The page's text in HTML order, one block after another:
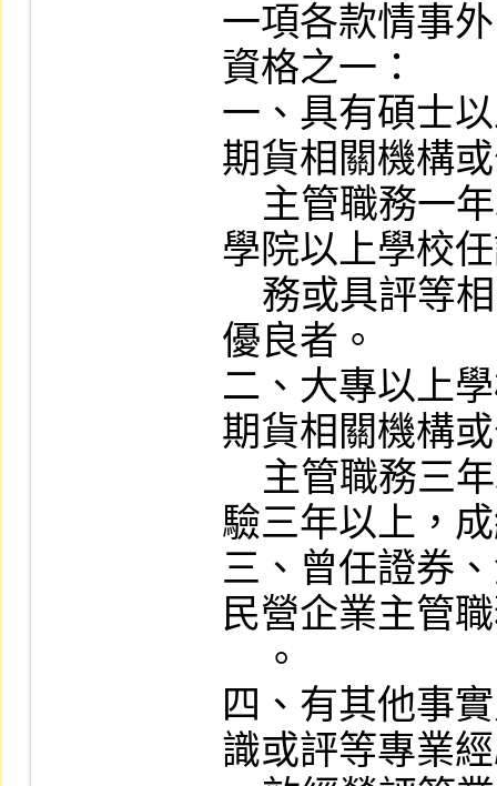
一項各款情事
資格之一：
一、具有碩士
期貨相關機構
學院以上學校
優良者。
二、大專以上
期貨相關機構
驗三年以上，
三、曾任證券
民營企業主管
四、有其他事
識或評等專業